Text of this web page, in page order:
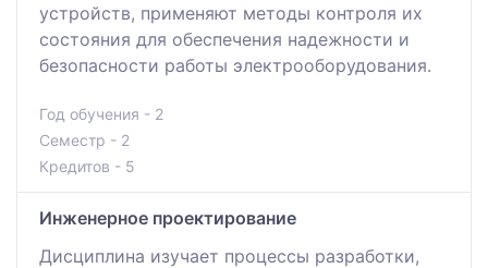
устройств, применяют методы контроля их
состояния для обеспечения надежности и
безопасности работы электрооборудования.
Год обучения - 2
Семестр - 2
Кредитов - 5
Инженерное проектирование
Дисциплина изучает процессы разработки,